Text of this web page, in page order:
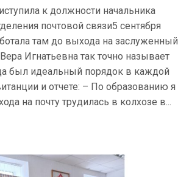
к должности начальника
почтовой связи5 сентября
там до выхода на заслуженный
Игнатьевна так точно называет
был идеальный порядок в каждой
и отчете: – По образованию я
на почту трудилась в колхозе в...